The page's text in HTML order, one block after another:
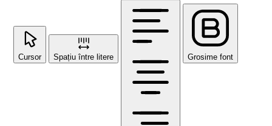
Cursor Spațiu între litere Grosime font